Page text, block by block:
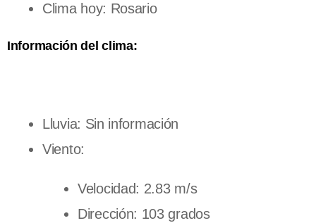
Clima hoy: Rosario
Información del clima:
Lluvia: Sin información
Viento:
Velocidad: 2.83 m/s
Dirección: 103 grados